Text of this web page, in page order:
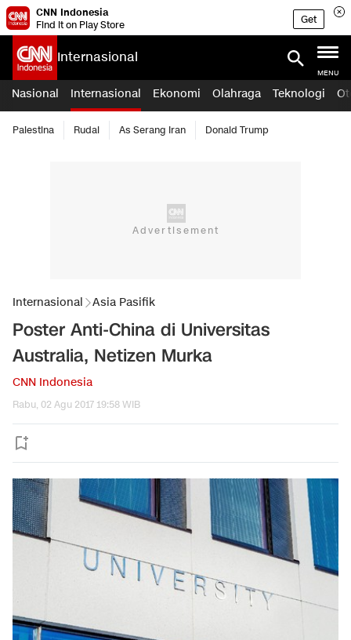
CNN Indonesia
Find it on Play Store
Get
Internasional
MENU
Nasional Internasional Ekonomi Olahraga Teknologi
Palestina Rudal As Serang Iran Donald Trump
Internasional Asia Pasifik
Poster Anti-China di Universitas
Australia, Netizen Murka
CNN Indonesia
Rabu, 02 Agu 2017 19:58 WIB